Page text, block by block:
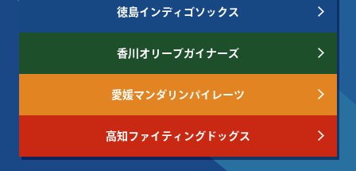
徳島インディゴソックス
香川オリーブガイナーズ
愛媛マンダリンパイレーツ
高知ファイティングドッグス